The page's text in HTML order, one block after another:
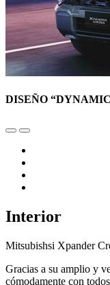
DISEÑO
Interior
Mitsubishsi Xpander
Gracias a su amplio y
cómodamente con